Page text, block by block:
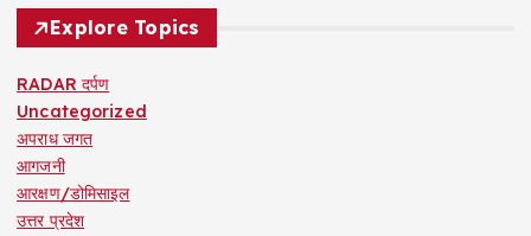
Explore Topics
RADAR दर्पण
Uncategorized
अपराध जगत
आगजनी
आरक्षण/डोमिसाइल
उत्तर प्रदेश